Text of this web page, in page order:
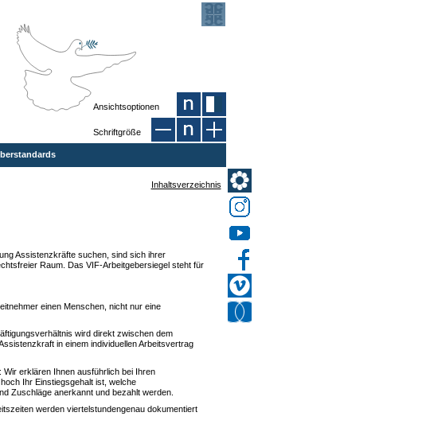
Ansichtsoptionen
Schriftgröße
Inhaltsverzeichnis
Assistenzkräfte suchen, sind sich ihrer
Raum. Das VIF-Arbeitgebersiegel steht für
einen Menschen, nicht nur eine
wird direkt zwischen dem
in einem individuellen Arbeitsvertrag
Wir erklären Ihnen ausführlich bei Ihren
Ihr Einstiegsgehalt ist, welche
Zuschläge anerkannt und bezahlt werden.
werden viertelstundengenau dokumentiert